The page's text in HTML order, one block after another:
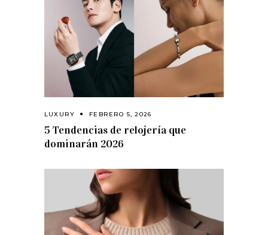
LUXURY FEBRERO 5, 2026
5 Tendencias de relojería que
dominarán 2026